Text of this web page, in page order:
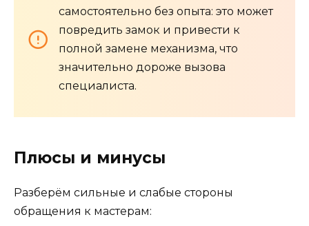
самостоятельно без опыта: это может
повредить замок и привести к
полной замене механизма, что
значительно дороже вызова
специалиста.
Плюсы и минусы
Разберём сильные и слабые стороны
обращения к мастерам: